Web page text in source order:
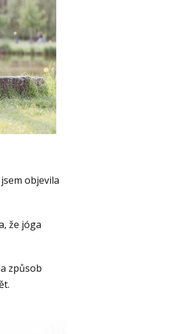
objevila
že jóga
způsob